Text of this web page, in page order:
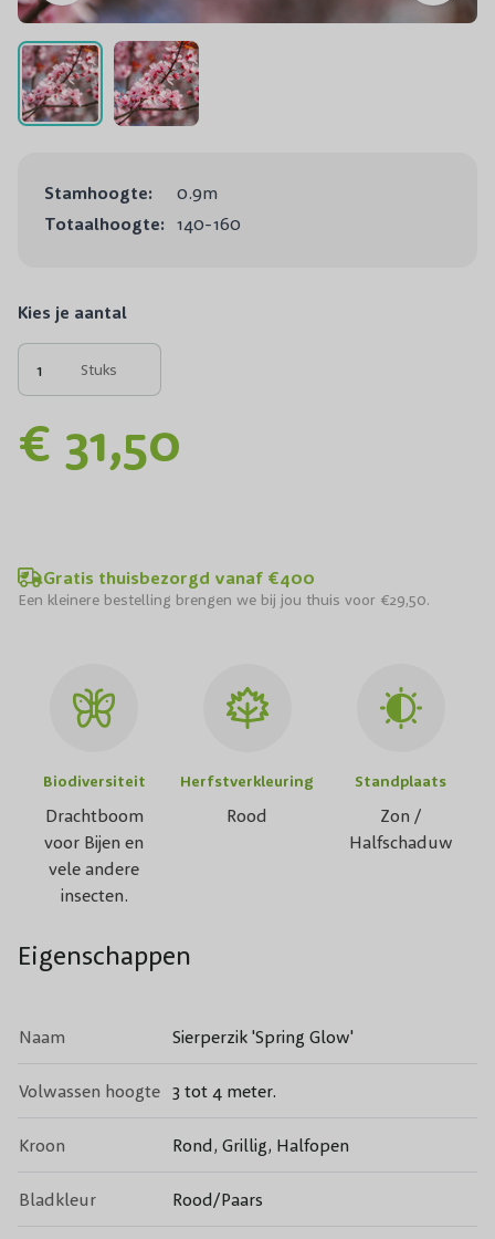
Stamhoogte:
0.9m
Totaalhoogte: 140-160
Kies je aantal
Stuks
€ 31,50
Gratis thuisbezorgd vanaf €400
Een kleinere bestelling brengen we bij jou thuis voor €29,50.
Biodiversiteit
Drachtboom
voor Bijen en
vele andere
insecten.
Herfstverkleuring
Rood
Standplaats
Zon /
Halfschaduw
Eigenschappen
Naam Sierperzik 'Spring Glow'
Volwassen hoogte 3 tot 4 meter.
Kroon Rond, Grillig, Halfopen
Bladkleur Rood/Paars